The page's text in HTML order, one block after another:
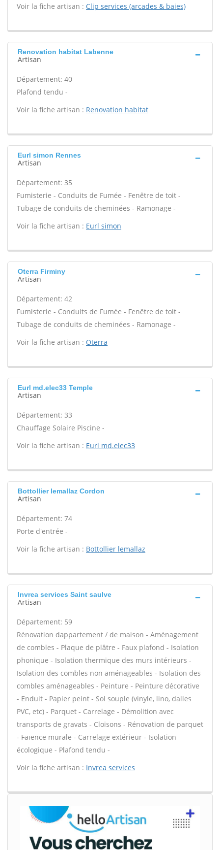
Voir la fiche artisan : Clip services (arcades & baies)
Renovation habitat Labenne
Artisan
Département: 40
Plafond tendu -
Voir la fiche artisan : Renovation habitat
Eurl simon Rennes
Artisan
Département: 35
Fumisterie - Conduits de Fumée - Fenêtre de toit -
Tubage de conduits de cheminées - Ramonage -
Voir la fiche artisan : Eurl simon
Oterra Firminy
Artisan
Département: 42
Fumisterie - Conduits de Fumée - Fenêtre de toit -
Tubage de conduits de cheminées - Ramonage -
Voir la fiche artisan : Oterra
Eurl md.elec33 Temple
Artisan
Département: 33
Chauffage Solaire Piscine -
Voir la fiche artisan : Eurl md.elec33
Bottollier lemallaz Cordon
Artisan
Département: 74
Porte d'entrée -
Voir la fiche artisan : Bottollier lemallaz
Invrea services Saint saulve
Artisan
Département: 59
Rénovation dappartement / de maison - Aménagement
de combles - Plaque de plâtre - Faux plafond - Isolation
phonique - Isolation thermique des murs intérieurs -
Isolation des combles non aménageables - Isolation des
combles aménageables - Peinture - Peinture décorative
- Enduit - Papier peint - Sol souple (vinyle, lino, dalles
PVC, etc) - Parquet - Carrelage - Démolition avec
transports de gravats - Cloisons - Rénovation de parquet
- Faïence murale - Carrelage extérieur - Isolation
écologique - Plafond tendu -
Voir la fiche artisan : Invrea services